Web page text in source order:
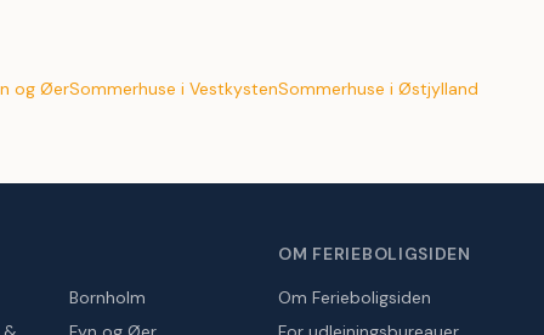
og ØerSommerhuse i VestkystenSommerhuse i Østjylland
Bornholm
OM FERIEBOLIGSIDEN
Om Ferieboligsiden